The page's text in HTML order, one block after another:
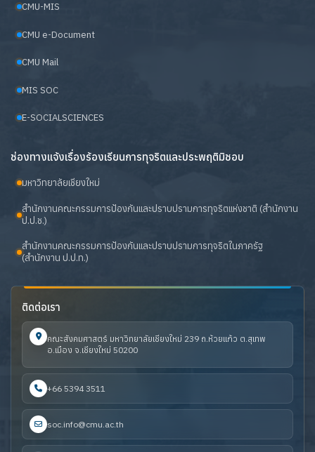
CMU-MIS
CMU e-Document
CMU Mail
MIS SOC
E-SOCIALSCIENCES
ช่องทางแจ้งเรื่องร้องเรียนการทุจริตและประพฤติมิชอบ
มหาวิทยาลัยเชียงใหม่
สำนักงานคณะกรรมการป้องกันและปราบปรามการทุจริตแห่งชาติ (สำนักงาน
ป.ป.ช.)
สำนักงานคณะกรรมการป้องกันและปราบปรามการทุจริตในภาครัฐ
(สำนักงาน ป.ป.ท.)
ติดต่อเรา
คณะสังคมศาสตร์ มหาวิทยาลัยเชียงใหม่ 239 ถ.ห้วยแก้ว ต.สุเทพ
อ.เมือง จ.เชียงใหม่ 50200
+66 5394 3511
soc.info@cmu.ac.th